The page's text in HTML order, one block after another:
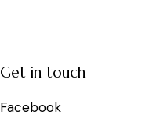
Get in touch
Facebook